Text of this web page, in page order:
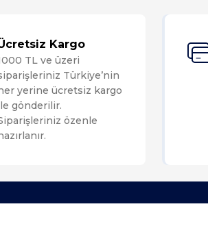
Kargo
TL ve üzeri
Türkiye’nin
yerine ücretsiz kargo
gönderilir.
özenle